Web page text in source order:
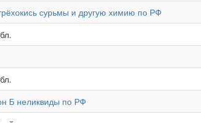
сурьмы и другую химию по РФ
Б неликвиды по РФ